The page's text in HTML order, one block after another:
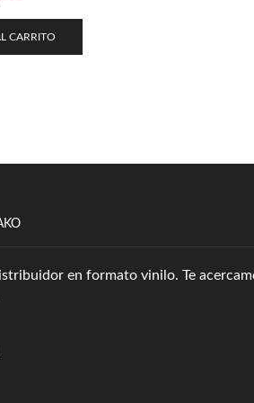
CARRITO
en formato vinilo. Te